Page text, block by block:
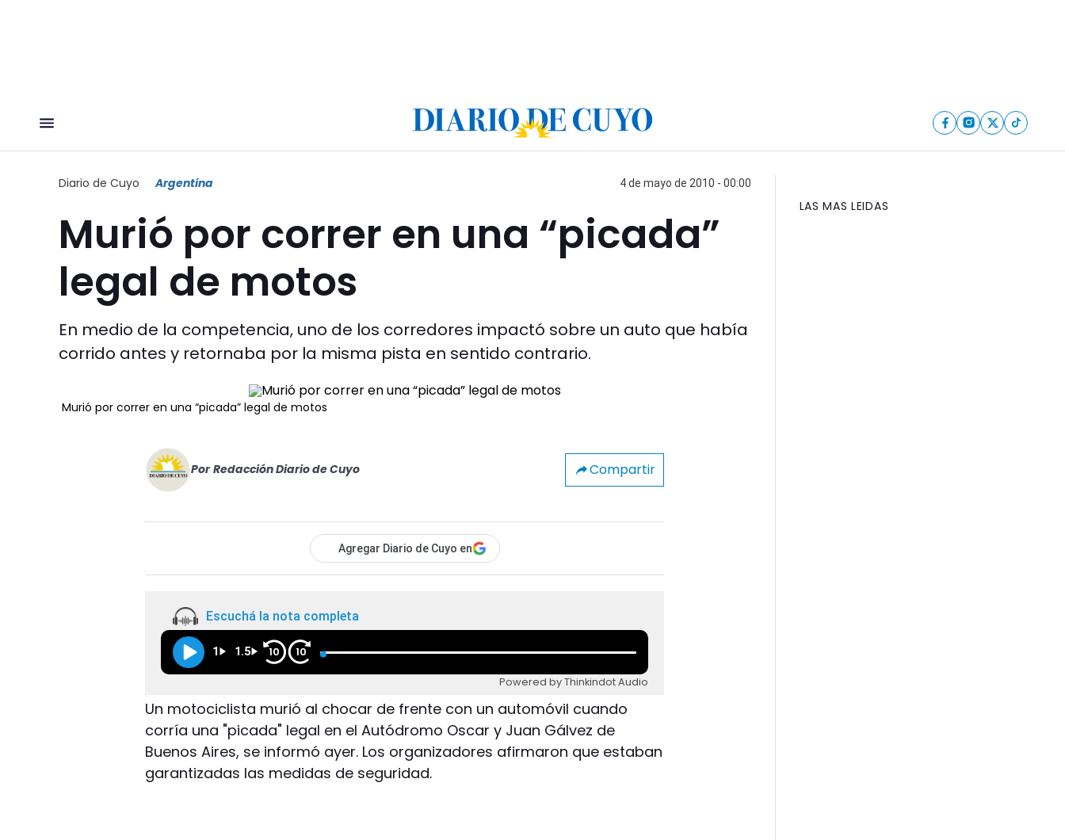
Diario de Cuyo Argentina 4 de mayo de 2010 - 00:00
Murió por correr en una “picada”
legal de motos
En medio de la competencia, uno de los corredores impactó sobre un auto que había
corrido antes y retornaba por la misma pista en sentido contrario.
Murió por correr en una “picada” legal de motos
Por Redacción Diario de Cuyo Compartir
Agregar Diario de Cuyo en
Escuchá la nota completa
1 1.5 10 10
Powered by Thinkindot Audio
Un motociclista murió al chocar de frente con un automóvil cuando
corría una "picada" legal en el Autódromo Oscar y Juan Gálvez de
Buenos Aires, se informó ayer. Los organizadores afirmaron que estaban
garantizadas las medidas de seguridad.
LAS MAS LEIDAS